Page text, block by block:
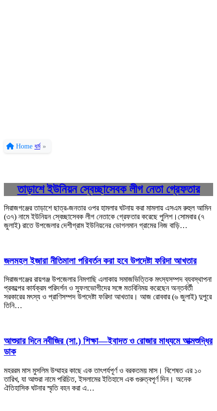
Home ধর্ম »
তাড়াশে ইউনিয়ন স্বেচ্ছাসেবক লীগ নেতা গ্রেফতার
সিরাজগঞ্জের তাড়াশে ছাত্র-জনতার ওপর হামলার ঘটনায় করা মামলায় এসএম রুহুল আমিন
(৩৭) নামে ইউনিয়ন স্বেচ্ছাসেবক লীগ নেতাকে গ্রেফতার করেছে পুলিশ।সোমবার (৭
জুলাই) রাতে উপজেলার দেশীগ্রাম ইউনিয়নের ভোগলমান গ্রামের নিজ বাড়ি…
জলমহল ইজারা নীতিমালা পরিবর্তন করা হবে উপদেষ্টা ফরিদা আখতার
সিরাজগঞ্জের রায়গঞ্জ উপজেলার নিমগাছি এলাকায় সমাজভিত্তিক মৎস্যসম্পদ ব্যবস্থাপনা
প্রকল্পের কার্যক্রম পরিদর্শন ও সুফলভোগীদের সঙ্গে মতবিনিময় করেছেন অন্তর্বর্তী
সরকারের মৎস্য ও প্রাণিসম্পদ উপদেষ্টা ফরিদা আখতার। আজ রোববার (৬ জুলাই) দুপুরে
তিনি…
আশুরার দিনে নবীজির (সা.) শিক্ষা—ইবাদত ও রোজার মাধ্যমে আত্মশুদ্ধির
ডাক
মহররম মাস মুসলিম উম্মাহর কাছে এক তাৎপর্যপূর্ণ ও বরকতময় মাস। বিশেষত এর ১০
তারিখ, যা আশুরা নামে পরিচিত, ইসলামের ইতিহাসে এক গুরুত্বপূর্ণ দিন। অনেক
ঐতিহাসিক ঘটনার স্মৃতি বহন করা এ…